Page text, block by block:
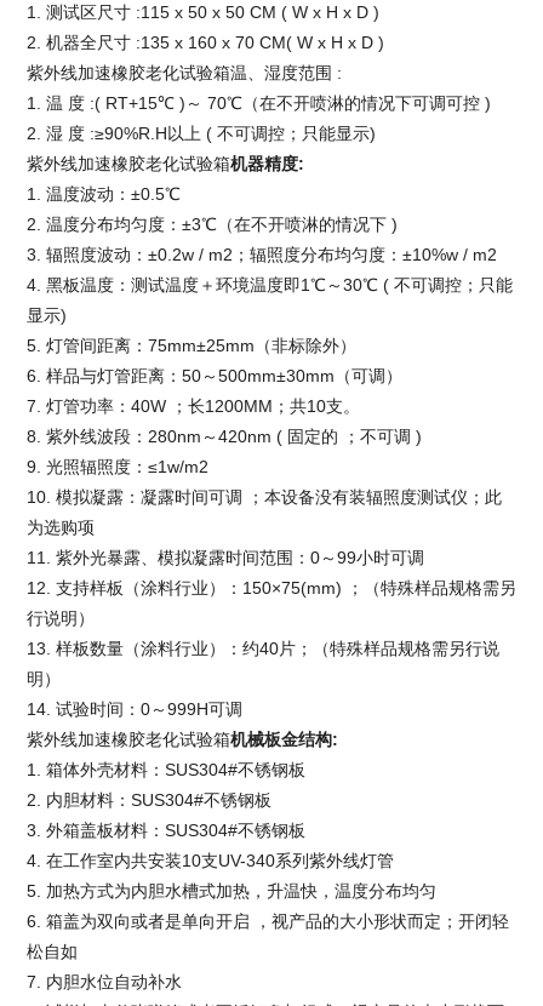
1. 测试区尺寸 :115 x 50 x 50 CM ( W x H x D )
2. 机器全尺寸 :135 x 160 x 70 CM( W x H x D )
紫外线加速橡胶老化试验箱温、湿度范围 :
1. 温 度 :( RT+15℃ )～ 70℃（在不开喷淋的情况下可调可控 )
2. 湿 度 :≥90%R.H以上 ( 不可调控；只能显示)
紫外线加速橡胶老化试验箱机器精度:
1. 温度波动：±0.5℃
2. 温度分布均匀度：±3℃（在不开喷淋的情况下 )
3. 辐照度波动：±0.2w / m2；辐照度分布均匀度：±10%w / m2
4. 黑板温度：测试温度＋环境温度即1℃～30℃ ( 不可调控；只能
显示)
5. 灯管间距离：75mm±25mm（非标除外）
6. 样品与灯管距离：50～500mm±30mm（可调）
7. 灯管功率：40W ；长1200MM；共10支。
8. 紫外线波段：280nm～420nm ( 固定的 ；不可调 )
9. 光照辐照度：≤1w/m2
10. 模拟凝露：凝露时间可调 ；本设备没有装辐照度测试仪；此
为选购项
11. 紫外光暴露、模拟凝露时间范围：0～99小时可调
12. 支持样板（涂料行业）：150×75(mm) ；（特殊样品规格需另
行说明）
13. 样板数量（涂料行业）：约40片；（特殊样品规格需另行说
明）
14. 试验时间：0～999H可调
紫外线加速橡胶老化试验箱机械板金结构:
1. 箱体外壳材料：SUS304#不锈钢板
2. 内胆材料：SUS304#不锈钢板
3. 外箱盖板材料：SUS304#不锈钢板
4. 在工作室内共安装10支UV-340系列紫外线灯管
5. 加热方式为内胆水槽式加热，升温快，温度分布均匀
6. 箱盖为双向或者是单向开启 ，视产品的大小形状而定；开闭轻
松自如
7. 内胆水位自动补水